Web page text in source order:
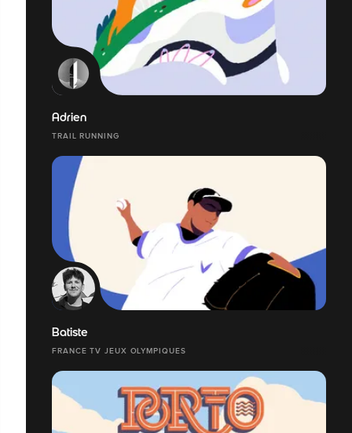
Adrien
TRAIL RUNNING
Batiste
FRANCE TV JEUX OLYMPIQUES